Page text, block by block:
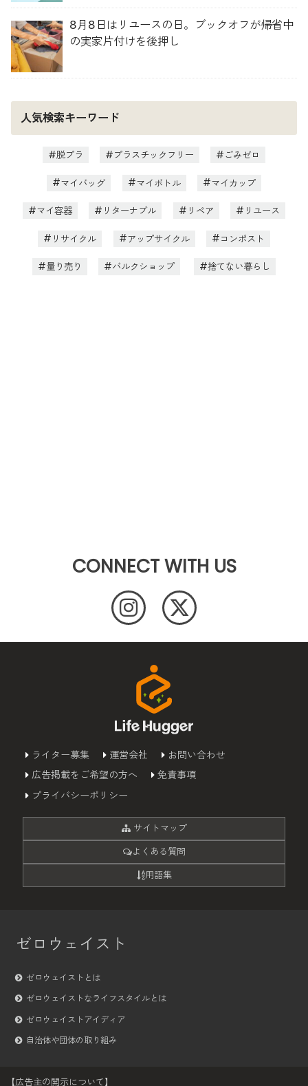
8月8日はリユースの日。ブックオフが帰省中
の実家片付けを後押し
人気検索キーワード
脱プラ プラスチックフリー ごみゼロ
マイバッグ マイボトル マイカップ
マイ容器 リターナブル リペア リユース
リサイクル アップサイクル コンポスト
量り売り バルクショップ 捨てない暮らし
CONNECT WITH US
ライター募集 運営会社
お問い合わせ
広告掲載をご希望の方へ
免責事項
プライバシーポリシー
サイトマップ
よくある質問
用語集
ゼロウェイスト
ゼロウェイストとは
ゼロウェイストなライフスタイルとは
ゼロウェイストアイディア
自治体や団体の取り組み
【広告主の開示について】